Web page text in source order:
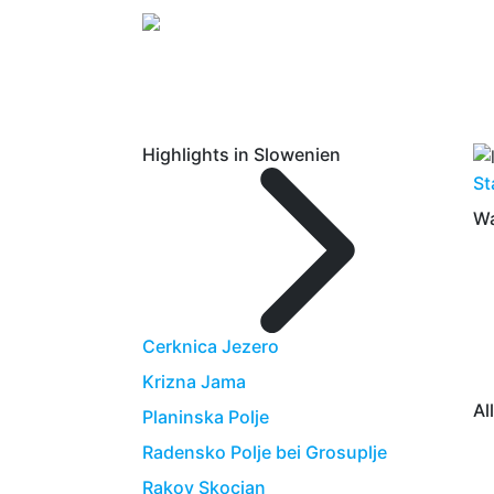
Highlights in Slowenien
Cerknica Jezero
Krizna Jama
Planinska Polje
Radensko Polje bei Grosuplje
Rakov Skocjan